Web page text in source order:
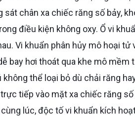
sát chân xa chiếc răng số bảy,
điều kiện không oxy. Ổ vi
Vi khuẩn phân hủy mô hoại
bay hơi thoát qua khe mô
không thể loại bỏ dù chải răng
tiếp vào mặt xa chiếc răng
cùng lúc, độc tố vi khuẩn kích